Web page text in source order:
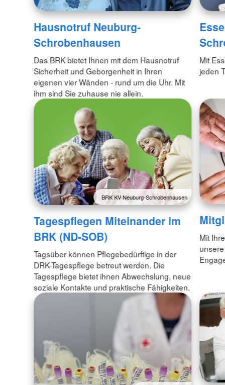
Hausnotruf Neuburg-
Schrobenhausen
Das BRK bietet Ihnen mit dem Hausnotruf
Sicherheit und Geborgenheit in Ihren
eigenen vier Wänden - rund um die Uhr. Mit
ihm sind Sie zuhause nie allein.
Mit
jeden
BRK KV Neuburg-Schrobenhausen
Tagespflegen Miteinander im
BRK (ND-SOB)
Tagsüber können Pflegebedürftige in der
DRK-Tagespflege betreut werden. Die
Tagespflege bietet ihnen Abwechslung, neue
soziale Kontakte und praktische Fähigkeiten.
Mit